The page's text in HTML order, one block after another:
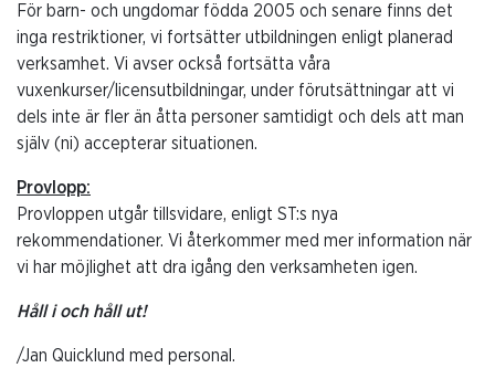
För barn- och ungdomar födda 2005 och senare finns det
inga restriktioner, vi fortsätter utbildningen enligt planerad
verksamhet. Vi avser också fortsätta våra
vuxenkurser/licensutbildningar, under förutsättningar att vi
dels inte är fler än åtta personer samtidigt och dels att man
själv (ni) accepterar situationen.
Provlopp:
Provloppen utgår tillsvidare, enligt ST:s nya
rekommendationer. Vi återkommer med mer information när
vi har möjlighet att dra igång den verksamheten igen.
Håll i och håll ut!
/Jan Quicklund med personal.